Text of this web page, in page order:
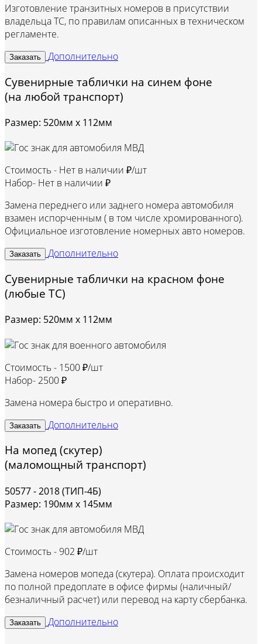
Изготовление транзитных номеров в присутствии
владельца ТС, по правилам описанных в техническом
регламенте.
Заказать Дополнительно
Сувенирные таблички на синем фоне
(на любой транспорт)
Размер: 520мм х 112мм
Стоимость - Нет в наличии ₽/шт
Набор- Нет в наличии ₽
Замена переднего или заднего номера автомобиля
взамен испорченным ( в том числе хромированного).
Официальное изготовление номерных авто номеров.
Заказать Дополнительно
Сувенирные таблички на красном фоне
(любые ТС)
Размер: 520мм х 112мм
Стоимость - 1500 ₽/шт
Набор- 2500 ₽
Замена номера быстро и оперативно.
Заказать Дополнительно
На мопед (скутер)
(маломощный транспорт)
50577 - 2018 (ТИП-4Б)
Размер: 190мм х 145мм
Стоимость - 902 ₽/шт
Замена номеров мопеда (скутера). Оплата происходит
по полной предоплате в офисе фирмы (наличный/
безналичный расчет) или перевод на карту сбербанка.
Заказать Дополнительно